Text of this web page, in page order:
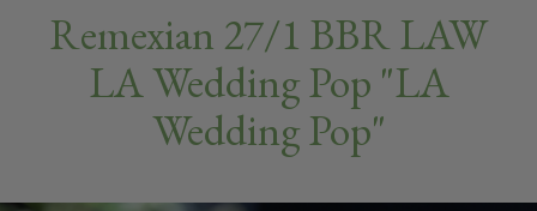
Remexian 27/1 BBR LAW
LA Wedding Pop "LA
Wedding Pop"